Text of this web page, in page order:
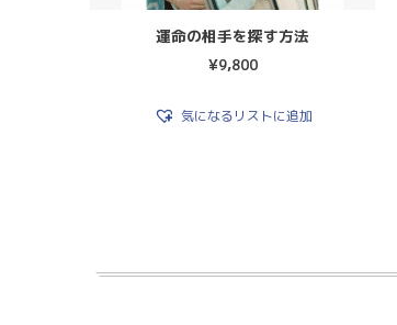
運命の相手を探す方法
¥9,800
気になるリストに追加